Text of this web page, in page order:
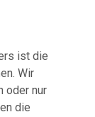
ist die
Wir
oder nur
die